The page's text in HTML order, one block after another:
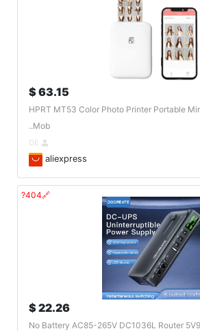
63.15 $
HPRT MT53 Color Photo Printer Portable
Mob..
aliexpress
🔗404?
22.26 $
No Battery AC85-265V DC1036L Router